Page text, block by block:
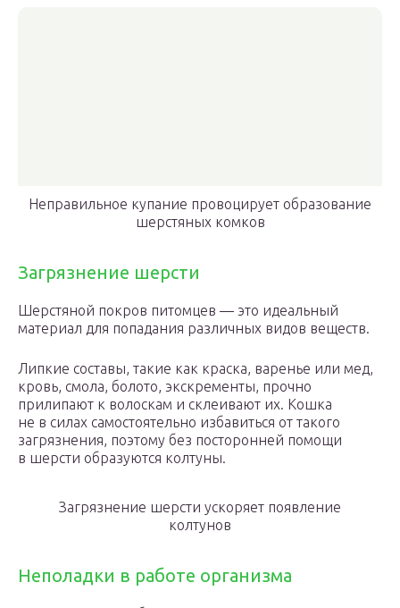
Неправильное купание провоцирует образование
шерстяных комков
Загрязнение шерсти
Шерстяной покров питомцев — это идеальный
материал для попадания различных видов веществ.
Липкие составы, такие как краска, варенье или мед,
кровь, смола, болото, экскременты, прочно
прилипают к волоскам и склеивают их. Кошка
не в силах самостоятельно избавиться от такого
загрязнения, поэтому без посторонней помощи
в шерсти образуются колтуны.
Загрязнение шерсти ускоряет появление
колтунов
Неполадки в работе организма